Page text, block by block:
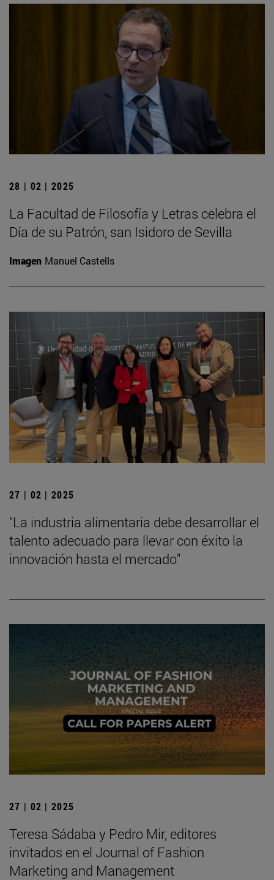
28 | 02 | 2025
La Facultad de Filosofía y Letras celebra el
Día de su Patrón, san Isidoro de Sevilla
Imagen Manuel Castells
27 | 02 | 2025
"La industria alimentaria debe desarrollar el
talento adecuado para llevar con éxito la
innovación hasta el mercado"
27 | 02 | 2025
Teresa Sádaba y Pedro Mir, editores
invitados en el Journal of Fashion
Marketing and Management